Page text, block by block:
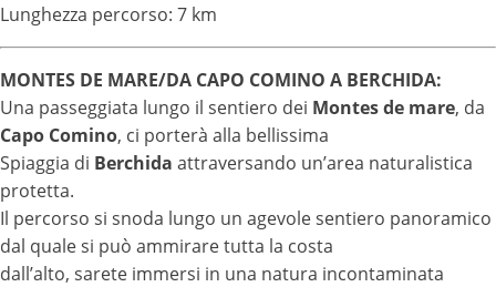
Lunghezza percorso: 7 km
MONTES DE MARE/DA CAPO COMINO A BERCHIDA:
Una passeggiata lungo il sentiero dei Montes de mare, da
Capo Comino, ci porterà alla bellissima
Spiaggia di Berchida attraversando un’area naturalistica
protetta.
Il percorso si snoda lungo un agevole sentiero panoramico
dal quale si può ammirare tutta la costa
dall’alto, sarete immersi in una natura incontaminata